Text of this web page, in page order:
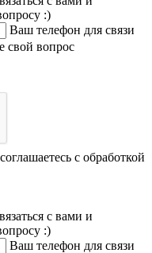
:)
Ваш телефон для связи
свой вопрос
с обработкой
с вами и
:)
Ваш телефон для связи